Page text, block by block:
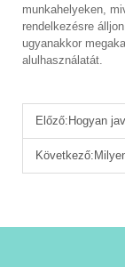
munkahelyeken,
rendelkezésre
ugyanakkor
alulhasználatát.
Előző: Hogyan javítják az
Következő: Milyen